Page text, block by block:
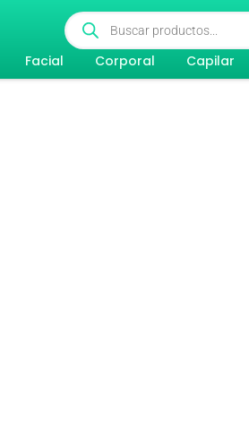
Búsqueda
de
productos
Facial Corporal Capilar